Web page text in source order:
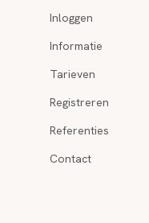
Inloggen
Informatie
Tarieven
Registreren
Referenties
Contact